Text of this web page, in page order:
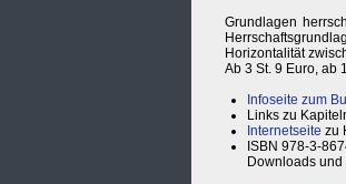
Grundlagen
Horizontalität
Ab 3 St. 9 Euro, ab
Infoseite zum
Links zu
Internetseite zu
ISBN 978-3-
Downloads